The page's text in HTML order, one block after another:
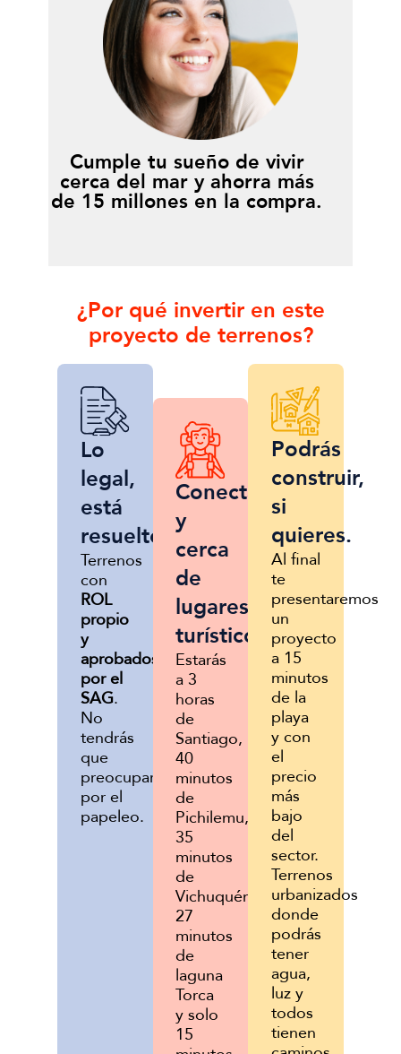
Cumple tu sueño de vivir
cerca del mar y ahorra más
de 15 millones en la compra.
¿Por qué invertir en este
proyecto de terrenos?
Lo
legal,
está
resuelto.
Terrenos
con
ROL
propio
y
aprobados
por el
SAG.
No
tendrás
que
preocuparte
por el
papeleo.
Conectado
y
cerca
de
lugares
turísticos.
Estarás
a 3
horas
de
Santiago,
40
minutos
de
Pichilemu,
35
minutos
de
Vichuquén,
27
minutos
de
laguna
Torca
y solo
15
Podrás
construir,
si
quieres.
Al final
te
presentaremos
un
proyecto
a 15
minutos
de la
playa
y con
el
precio
más
bajo
del
sector.
Terrenos
urbanizados
donde
podrás
tener
agua,
luz y
todos
tienen